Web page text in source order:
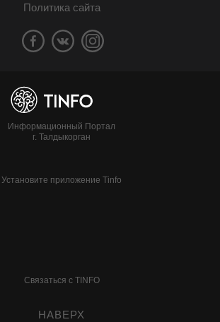
Политика сайта
Информационный Портал
г. Талдыкорган
Установите приложение Tinfo
Связаться с TINFO
НАВЕРХ